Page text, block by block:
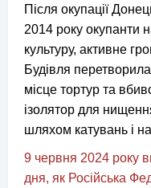
Після окупації
2014 року окупанти
культуру, активне
Будівля
місце тортур та
ізолятор для
шляхом катувань і
9 червня 2024 року
дня, як Російська